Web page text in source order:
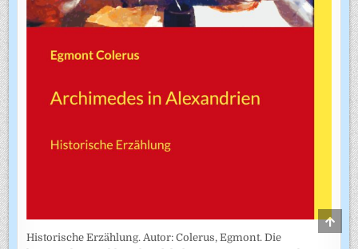
Historische Erzählung. Autor: Colerus, Egmont. Die
TO
TOP